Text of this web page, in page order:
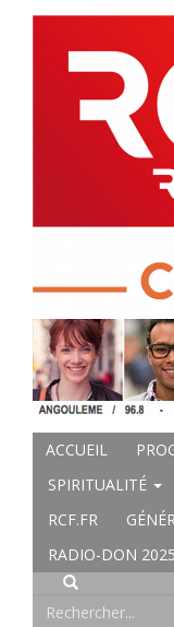
ACCUEIL
SPIRITUALITÉ
RCF.FR
RADIO-DON 2025